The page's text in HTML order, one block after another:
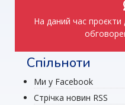
На даний час проєкти
Спільноти
Ми у Facebook
Стрічка новин RSS